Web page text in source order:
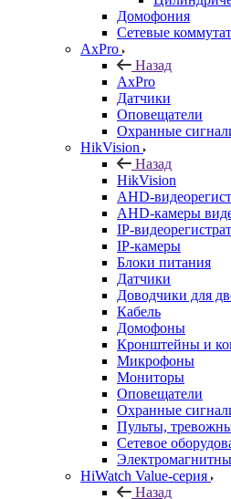
Домофония
Сетевые
AxPro
Назад
AxPro
Датчики
Оповещатели
Охранные
HikVision
Назад
HikVision
AHD-
AHD-камеры
IP-
IP-камеры
Блоки питания
Датчики
Доводчики для
Кабель
Домофоны
Кронштейны и
Микрофоны
Мониторы
Оповещатели
Охранные
Пульты,
Сетевое
HiWatch Value-серия
Назад